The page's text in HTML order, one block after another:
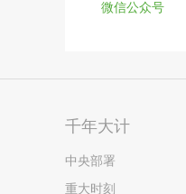
微信公众号
千年大计
中央部署
重大时刻